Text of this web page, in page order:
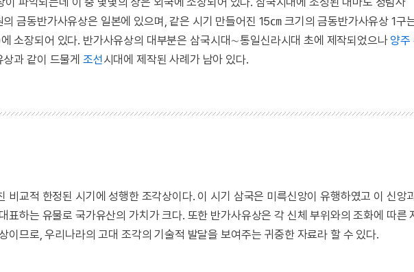
금동반가사유상은 일본에 있으며, 같은 시기 만들어진 15㎝ 크기의 금동반가사유상 1구
소장되어 있다. 반가사유상의 대부분은 삼국시대∼통일신라시대 초에 제작되었으나 양주
과 같이 드물게 조선시대에 제작된 사례가 남아 있다.
교적 한정된 시기에 성행한 조각상이다. 이 시기 삼국은 미륵신앙이 유행하였고 이 신앙
표하는 유물로 국가유산의 가치가 크다. 또한 반가사유상은 각 신체 부위와의 조화에 따른
이므로, 우리나라의 고대 조각의 기술적 발달을 보여주는 귀중한 자료라 할 수 있다.